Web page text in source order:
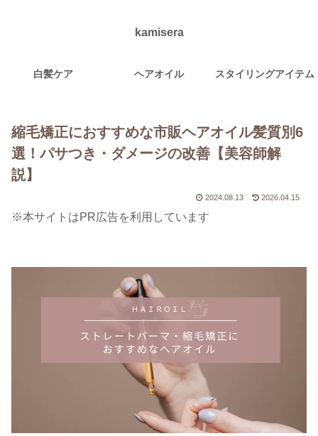
kamisera
白髪ケア ヘアオイル スタイリングアイテム
縮毛矯正におすすめな市販ヘアオイル髪質別6
選！パサつき・ダメージの改善【美容師解
説】
2024.08.13 2026.04.15
※本サイトはPR広告を利用しています